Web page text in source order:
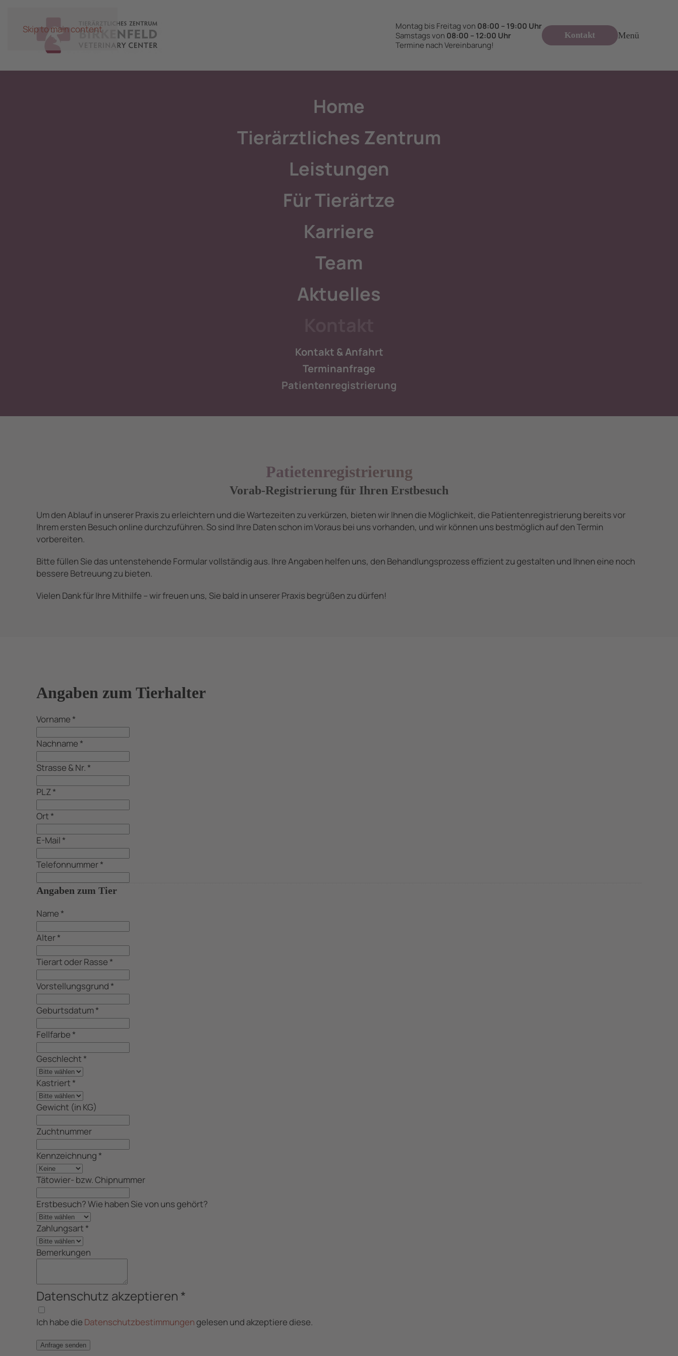
Skip to main content Montag bis Freitag von 08:00 – 19:00 Uhr
Samstags von 08:00 – 12:00 Uhr
Termine nach Vereinbarung!
Kontakt Menü
Home
Tierärztliches Zentrum
Leistungen
Für Tierärtze
Karriere
Team
Aktuelles
Kontakt & Anfahrt
Terminanfrage
Patientenregistrierung
Patietenregistrierung
Vorab-Registrierung für Ihren Erstbesuch
Um den Ablauf in unserer Praxis zu erleichtern und die Wartezeiten zu verkürzen, bieten wir Ihnen die Möglichkeit, die Patientenregistrierung bereits vor
Ihrem ersten Besuch online durchzuführen. So sind Ihre Daten schon im Voraus bei uns vorhanden, und wir können uns bestmöglich auf den Termin
vorbereiten.
Bitte füllen Sie das untenstehende Formular vollständig aus. Ihre Angaben helfen uns, den Behandlungsprozess effizient zu gestalten und Ihnen eine noch
bessere Betreuung zu bieten.
Vielen Dank für Ihre Mithilfe – wir freuen uns, Sie bald in unserer Praxis begrüßen zu dürfen!
Angaben zum Tierhalter
Vorname *
Nachname *
Strasse & Nr. *
PLZ*
Ort *
E-Mail *
Telefonnummer*
Angaben zum Tier
Name *
Alter*
Tierart oder Rasse *
Vorstellungsgrund *
Geburtsdatum*
Fellfarbe *
Geschlecht *
Kastriert *
Gewicht (in KG)
Zuchtnummer
Kennzeichnung *
Tätowier- bzw. Chipnummer
Erstbesuch? Wie haben Sie von uns gehört?
Zahlungsart *
Bemerkungen
Datenschutz akzeptieren *
Ich habe die Datenschutzbestimmungen gelesen und akzeptiere diese.
Anfrage senden